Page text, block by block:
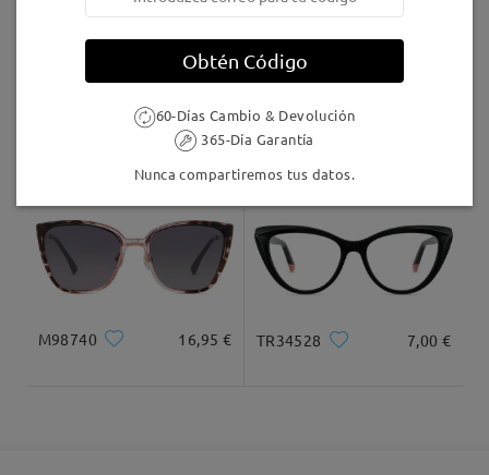
9,95 € Judy123
M98740 16,95 € TR34528 7,00 €
Obtén Código
60-Días Cambio & Devolución
365-Día Garantía
Nunca compartiremos tus datos.